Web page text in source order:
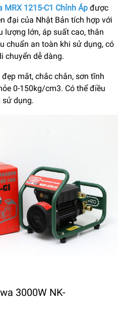
MRX 1215-C1 Chỉnh Áp được
đại của Nhật Bản tích hợp với
lượng lớn, áp suất cao, thân
chuẩn an toàn khi sử dụng, có
chuyển dễ dàng.
mắt, chắc chắn, sơn tĩnh
0-150kg/cm3. Có thể điều
sử dụng.
3000W NK-